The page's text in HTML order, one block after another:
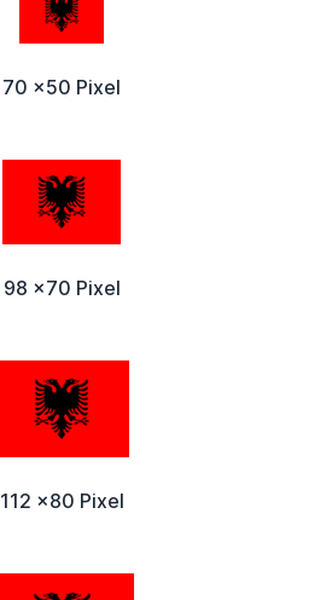
70 x50 Pixel
98 x70 Pixel
112 x80 Pixel